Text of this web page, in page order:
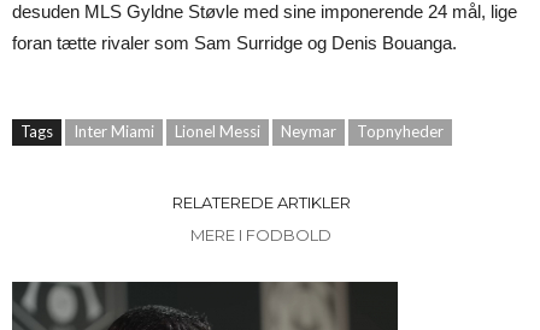
desuden MLS Gyldne Støvle med sine imponerende 24 mål, lige
foran tætte rivaler som Sam Surridge og Denis Bouanga.
Tags Inter Miami Lionel Messi Neymar Topnyheder
RELATEREDE ARTIKLER
MERE I FODBOLD